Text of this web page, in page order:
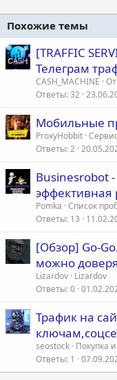
Похожие темы
[TRAFFIC
Телеграм
CASH_MACHINE
Ответы 32
Мобильные
ProxyHobbit
Ответы 2
Businesrobot
эффективная
Pomka Список
Ответы 13
[Обзор] Go-
можно
Lizardov Lizardov
Ответы 0
Трафик на
seostock Покупка
Ответы 1